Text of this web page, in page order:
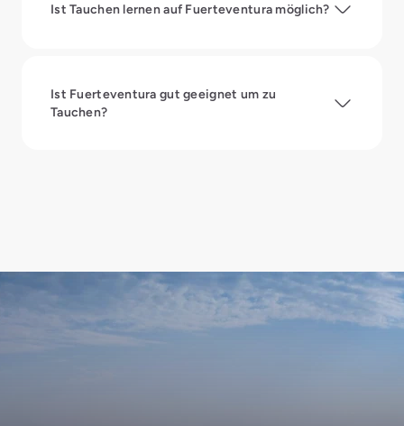
Ist Tauchen lernen auf Fuerteventura möglich?
Ist Fuerteventura gut geeignet um zu
Tauchen?